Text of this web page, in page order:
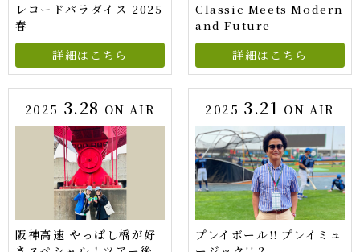
レコードパラダイス 2025
春
詳細はこちら
Classic Meets Modern
and Future
詳細はこちら
2025 3.28 ON AIR
阪神高速 やっぱし橋が好
2025 3.21 ON AIR
プレイボール!! プレイミュ